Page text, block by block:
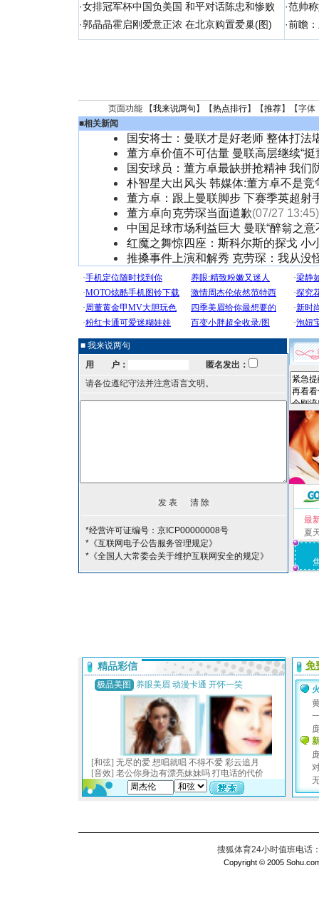
·女排冠军杯中国负美国 和平对话陈忠和惨败
·郭晶晶霍启刚爱意正浓 在北京购置爱巢(图)
·范帅
·前瞻
页面功能 【我来说两句 】【热点排行】【推荐】【字体
■相关新闻
国安将士：曼联才是好老师 整体打法
董方卓价值不可估量 曼联高层继续“挺
国安球员：董方卓最缺拼抢精神 我们
朴智星大出风头 韩媒体:董方卓不是竞
董方卓：跟上曼联脚步 下赛季英超射
董方卓向克劳琛当面道歉(07/27 13:45)
中国足球市场利益巨大 曼联“醉翁之意
红魔之舞惊四座：斯科尔斯的探戈 小
推搡事件上演和解秀 克劳琛：我
■ 我来说两句
用 户：
匿名发出：
请各位遵纪守法并注意语言文明。
*经营许可证编号：京ICP00000008号
*《互联网电子公告服务管理规定》
*《全国人大常委会关于维护互联网安全的规定》
最
夏
搜狐体育24小时值班电话
Copyright © 2005